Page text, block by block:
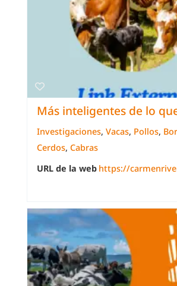
Más inteligentes de lo
Investigaciones, Vacas, Pollos,
Cerdos, Cabras
URL de la web https://